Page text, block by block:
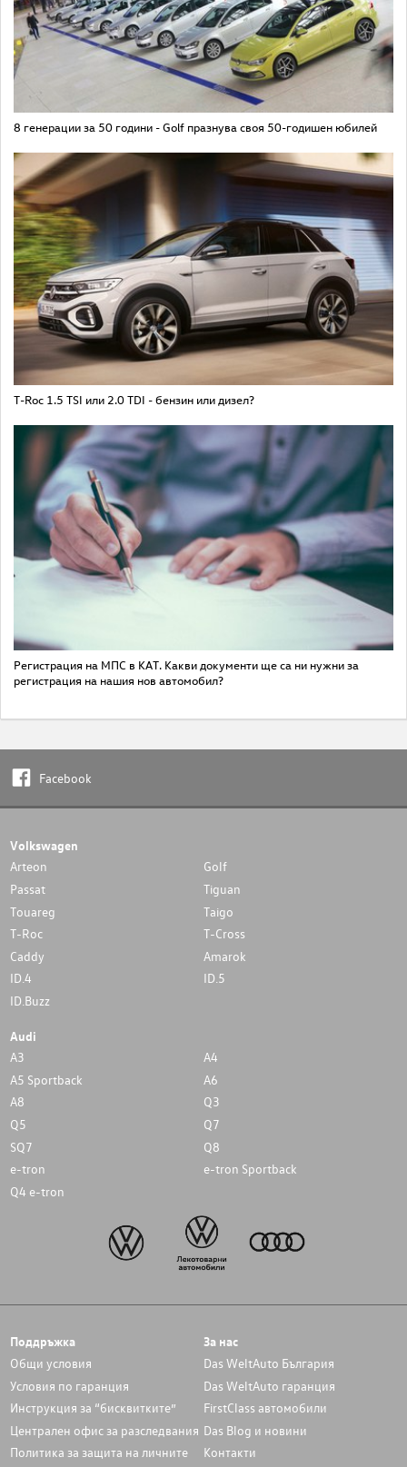
8 генерации за 50 години - Golf празнува своя 50-годишен юбилей
T-Roc 1.5 TSI или 2.0 TDI - бензин или дизел?
Регистрация на МПС в КАТ. Какви документи ще са ни нужни за
регистрация на нашия нов автомобил?
Facebook
Volkswagen
Arteon
Golf
Passat
Tiguan
Touareg
Taigo
T-Roc
T-Cross
Caddy
Amarok
ID.4
ID.5
ID.Buzz
Audi
A3
A4
A5 Sportback
A6
A8
Q3
Q5
Q7
SQ7
Q8
e-tron
e-tron Sportback
Q4 e-tron
Поддръжка
Общи условия
Условия по гаранция
Инструкция за “бисквитките”
Централен офис за разследвания
Политика за защита на личните
За нас
Das WeltAuto България
Das WeltAuto гаранция
FirstClass автомобили
Das Blog и новини
Контакти